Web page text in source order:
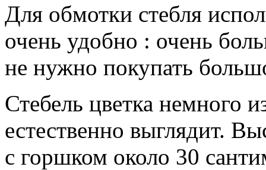
Для обмотки стебля
очень удобно : очень
не нужно покупать
Стебель цветка немного
естественно выглядит.
с горшком около 30